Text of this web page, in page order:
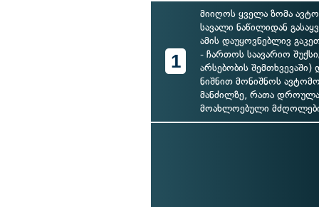
1
მიიღოს ყველა ზომა
სავალი ნაწილიდან
ამის დაუყოვნებლივ
- ჩართოს საავარიო
არსებობის შემთხვევაში)
ნიშნით მონიშნოს
მანძილზე, რათა
მოახლოებული